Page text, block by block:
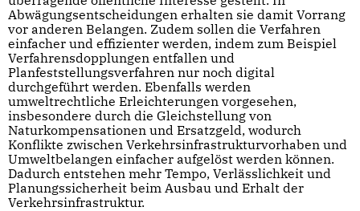
Abwägungsentscheidungen erhalten sie damit Vorrang
vor anderen Belangen. Zudem sollen die Verfahren
einfacher und effizienter werden, indem zum Beispiel
Verfahrensdopplungen entfallen und
Planfeststellungsverfahren nur noch digital
durchgeführt werden. Ebenfalls werden
umweltrechtliche Erleichterungen vorgesehen,
insbesondere durch die Gleichstellung von
Naturkompensationen und Ersatzgeld, wodurch
Konflikte zwischen Verkehrsinfrastrukturvorhaben und
Umweltbelangen einfacher aufgelöst werden können.
Dadurch entstehen mehr Tempo, Verlässlichkeit und
Planungssicherheit beim Ausbau und Erhalt der
Verkehrsinfrastruktur.